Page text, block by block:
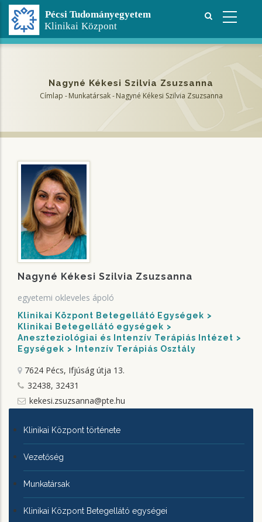
Ugrás
tartalomra
Nagyné Kékesi Szilvia Zsuzsanna
Címlap - Munkatársak - Nagyné Kékesi Szilvia Zsuzsanna
Nagyné Kékesi Szilvia Zsuzsanna
egyetemi okleveles ápoló
Klinikai Központ Betegellátó Egységek
Klinikai Betegellátó egységek
Aneszteziológiai és Intenzív Terápiás Intézet
Egységek
Intenzív Terápiás Osztály
7624 Pécs, Ifjúság útja 13.
32438, 32431
kekesi.zsuzsanna@pte.hu
KLINIKAI
KÖZPONTRÓL
Klinikai Központ története
Vezetőség
Munkatársak
Klinikai Központ Betegellátó egységei